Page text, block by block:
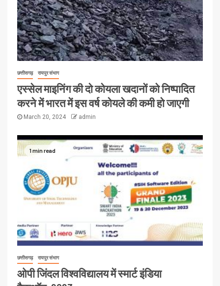
छत्तीसगढ़ रायपुर संभाग
एस्सेल माइनिंग की दो कोयला खदानों को निष्पादित
करने में भारत में इस वर्ष कोयले की कमी हो जाएगी
March 20, 2024 admin
1 min read
छत्तीसगढ़ रायपुर संभाग
ओपी जिंदल विश्वविद्यालय में स्मार्ट इंडिया